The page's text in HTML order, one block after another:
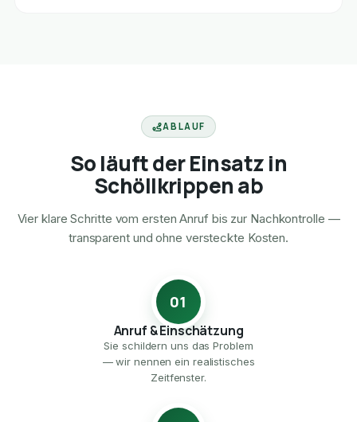
ABLAUF
So läuft der Einsatz in
Schöllkrippen ab
Vier klare Schritte vom ersten Anruf bis zur Nachkontrolle —
transparent und ohne versteckte Kosten.
01
Anruf & Einschätzung
Sie schildern uns das Problem
— wir nennen ein realistisches
Zeitfenster.